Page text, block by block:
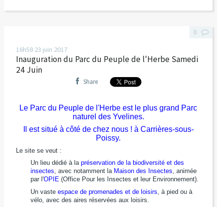
16h58 23 juin 2017
Inauguration du Parc du Peuple de l'Herbe Samedi
24 Juin
Share
Le Parc du Peuple de l'Herbe est le plus grand Parc
naturel des Yvelines.
Il est situé à côté de chez nous ! à Carrières-sous-
Poissy.
Le site se veut :
Un lieu dédié à la préservation de la biodiversité et des
insectes, avec notamment la Maison des Insectes, animée
par l'OPIE(Office Pour les Insectes et leur Environnement).
Un vaste espace de promenades et de loisirs , à pied ou à
vélo, avec des aires réservées aux loisirs.
0